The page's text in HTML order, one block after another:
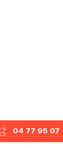
04 77 95 07